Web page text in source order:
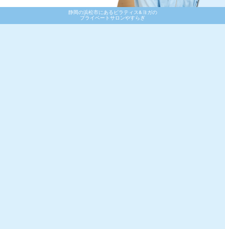
静岡の浜松市にあるピラティス&ヨガの
プライベートサロンやすらぎ